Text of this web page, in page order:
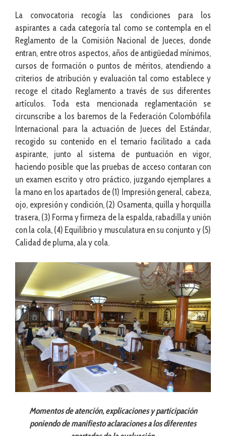
La convocatoria recogía las condiciones para los
aspirantes a cada categoría tal como se contempla en el
Reglamento de la Comisión Nacional de Jueces, donde
entran, entre otros aspectos, años de antigüedad mínimos,
cursos de formación o puntos de méritos, atendiendo a
criterios de atribución y evaluación tal como establece y
recoge el citado Reglamento a través de sus diferentes
artículos. Toda esta mencionada reglamentación se
circunscribe a los baremos de la Federación Colombófila
Internacional para la actuación de Jueces del Estándar,
recogido su contenido en el temario facilitado a cada
aspirante, junto al sistema de puntuación en vigor,
haciendo posible que las pruebas de acceso contaran con
un examen escrito y otro práctico, juzgando ejemplares a
la mano en los apartados de (1) Impresión general, cabeza,
ojo, expresión y condición, (2) Osamenta, quilla y horquilla
trasera, (3) Forma y firmeza de la espalda, rabadilla y unión
con la cola, (4) Equilibrio y musculatura en su conjunto y (5)
Calidad de pluma, ala y cola.
Momentos de atención, explicaciones y participación
poniendo de manifiesto aclaraciones a los diferentes